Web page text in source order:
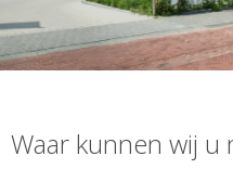
Waar kunnen wij u